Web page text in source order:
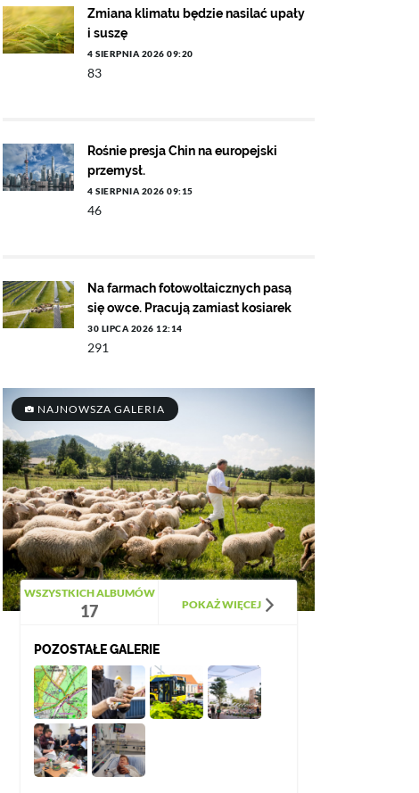
Zmiana klimatu będzie nasilać upały
i suszę
4 SIERPNIA 2026 09:20
83
Rośnie presja Chin na europejski
przemysł.
4 SIERPNIA 2026 09:15
46
Na farmach fotowoltaicznych pasą
się owce. Pracują zamiast kosiarek
30 LIPCA 2026 12:14
291
NAJNOWSZA GALERIA
WSZYSTKICH ALBUMÓW
17 POKAŻ WIĘCEJ
POZOSTAŁE GALERIE